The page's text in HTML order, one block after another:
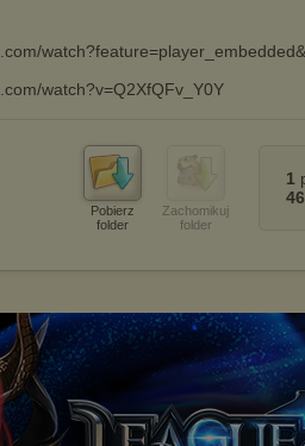
.
watch?v=Q2XfQFv_Y0Y
Pobierz
folder
Zachomikuj
folder
1